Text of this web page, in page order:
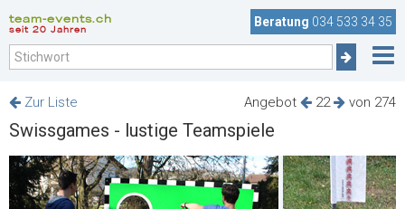
team-events.ch
seit 20 Jahren
Beratung 034 533 34 35
Angebot 22 von 274
Zur Liste
Swissgames - lustige Teamspiele